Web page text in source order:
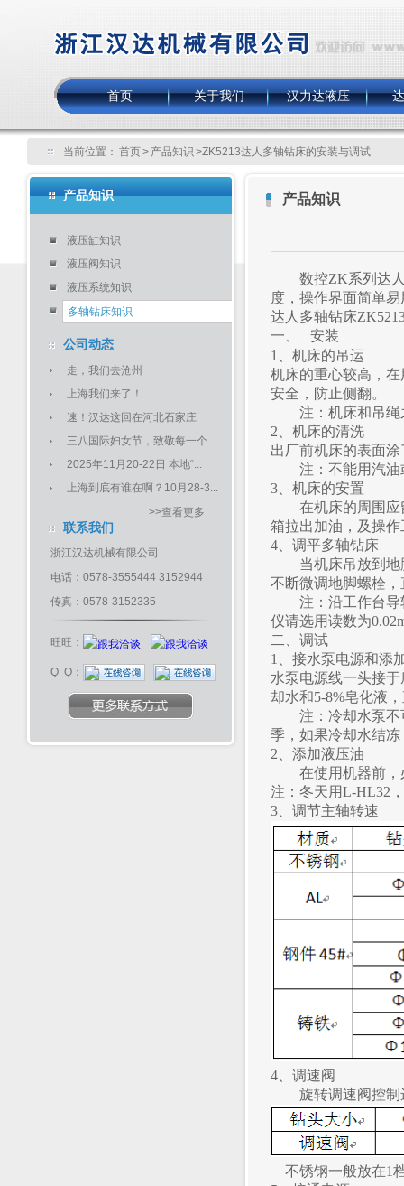
首页 关于我们 汉力达液压
当前位置： 首页> 产品知识 >ZK5213达人多轴钻床的安装与调试
产品知识
液压缸知识
液压阀知识
液压系统知识
多轴钻床知识
公司动态
走，我们去沧州
上海我们来了！
速！汉达这回在河北石家庄
三八国际妇女节，致敬每一个...
2025年11月20-22日 本地“...
上海到底有谁在啊？10月28-3...
>>查看更多
联系我们
浙江汉达机械有限公司
电话：0578-3555444 3152944
传真：0578-3152335
旺旺：
Q Q：
产品知识
数控ZK系列达人
度，操作界面简单
达人多轴钻床
一、
安装
1
、机床的吊运
机床的重心较高，
安全，防止侧翻。
注：机床和吊绳
2 、机床的清洗
出厂前机床的表面
注：不能用汽油
3 、机床的安置
在机床的周围应留
箱拉出加油，及操
4 、调平多轴钻床
当机床吊放到地脚
不断微调地脚螺栓
注：沿工作台导轨
仪请选用读数为
二、调试
1
、接水泵电源和添
水泵电源线一头接
却水和5-8%皂化液
注：冷却水泵不可
季，如果冷却水结
2 、添加液压油
在使用机器前，
注：冬天用L-HL32
3 、调节主轴转速
4 、调速阀
旋转调速阀控制
不锈钢一般放在1